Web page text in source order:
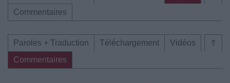
Commentaires
⇑
Paroles + Traduction Téléchargement
Vidéos
Commentaires